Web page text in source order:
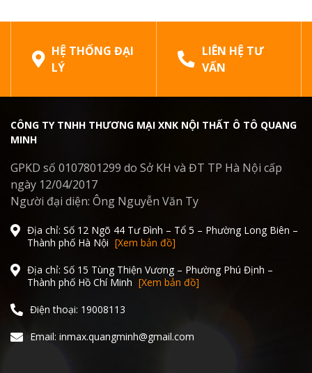
HỆ THỐNG ĐẠI
LÝ
LIÊN HỆ TƯ
VẤN
CÔNG TY TNHH THƯƠNG MẠI XNK NỘI THẤT Ô TÔ QUANG
MINH
GPKD số 0107801299 do Sở KH và ĐT TP Hà Nội cấp
ngày 12/04/2017
Người đại diện: Ông Nguyễn Văn Ty
Địa chỉ: Số 12 Ngõ 44 Tư Đình – Tổ 5 – Phường Long Biên –
Thành phố Hà Nội [Xem bản đồ]
Địa chỉ: Số 15 Tùng Thiện Vương – Phường Phú Định –
Thành phố Hồ Chí Minh [Xem bản đồ]
Điện thoại: 19008113
Email: inmax.quangminh@gmail.com